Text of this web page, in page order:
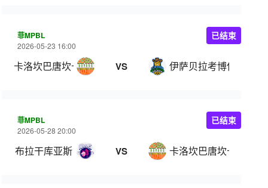
菲MPBL
2026-05-23 16:00
卡洛坎巴唐坎卡洛 VS 伊萨贝拉考博伊斯
已结束
菲MPBL
2026-05-28 20:00
布拉干库亚斯 VS 卡洛坎巴唐坎卡洛
已结束